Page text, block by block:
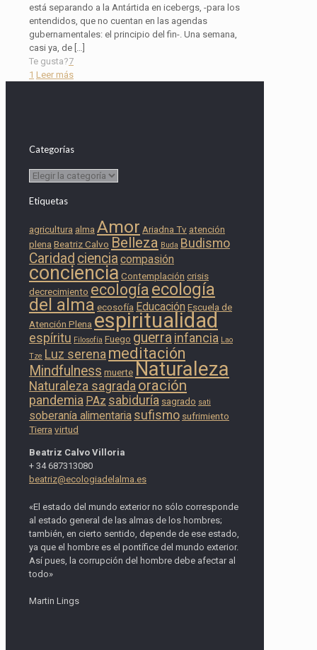
está separando a la Antártida en icebergs, -para los
entendidos, que no cuentan en las agendas
gubernamentales: el principio del fin-. Una semana,
casi ya, de […]
Te gusta?7
1 Leer más
Categorías
Categorías
Etiquetas
agricultura alma Amor Ariadna Tv atención
plena Beatriz Calvo Belleza Buda Budismo
Caridad ciencia compasión
conciencia Contemplación crisis
decrecimiento ecología ecología
del alma ecosofía Educación Escuela de
Atención Plena espiritualidad
espíritu Filosofía Fuego guerra infancia Lao
Tze Luz serena meditación
Mindfulness muerte Naturaleza
Naturaleza sagrada oración
pandemia PAz sabiduría sagrado sati
soberanía alimentaria sufismo sufrimiento
Tierra virtud
Beatriz Calvo Villoria
+ 34 687313080
beatriz@ecologiadelalma.es
«El estado del mundo exterior no sólo corresponde
al estado general de las almas de los hombres;
también, en cierto sentido, depende de ese estado,
ya que el hombre es el pontífice del mundo exterior.
Así pues, la corrupción del hombre debe afectar al
todo»
Martin Lings